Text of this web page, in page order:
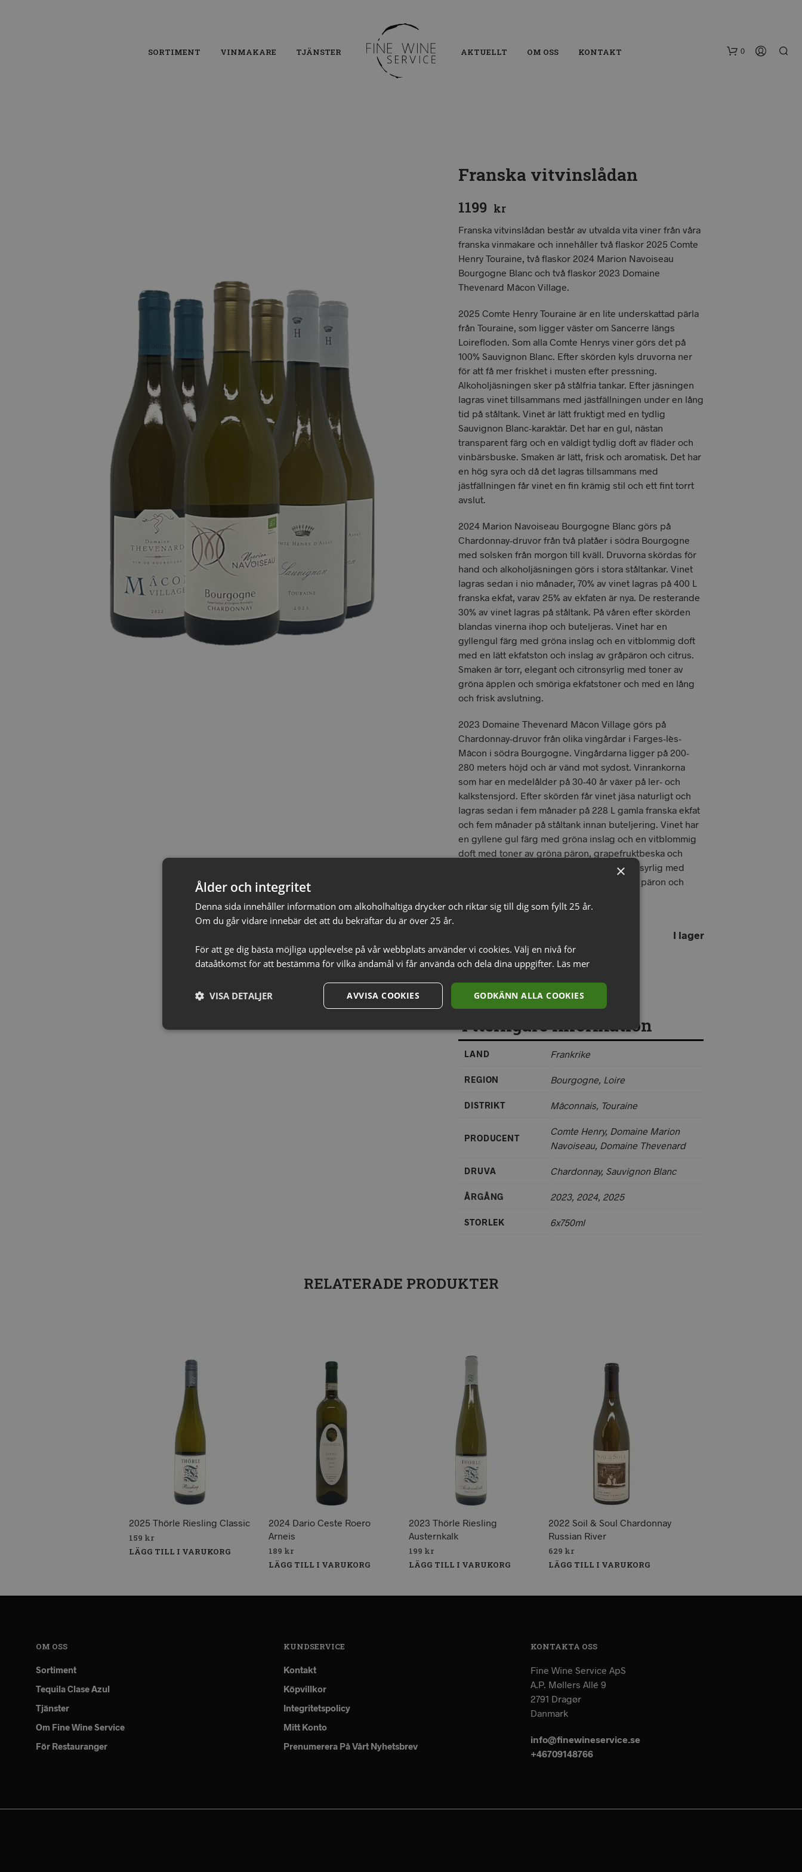
SORTIMENT VINMAKARE TJÄNSTER AKTUELLT OM OSS KONTAKT 0
Franska vitvinslådan
1199 kr
Franska vitvinslådan består av utvalda vita viner från våra
franska vinmakare och innehåller två flaskor 2025 Comte
Henry Touraine, två flaskor 2024 Marion Navoiseau
Bourgogne Blanc och två flaskor 2023 Domaine
Thevenard Mâcon Village.
2025 Comte Henry Touraine är en lite underskattad pärla
från Touraine, som ligger väster om Sancerre längs
Loirefloden. Som alla Comte Henrys viner görs det på
100% Sauvignon Blanc. Efter skörden kyls druvorna ner
för att få mer friskhet i musten efter pressning.
Alkoholjäsningen sker på stålfria tankar. Efter jäsningen
lagras vinet tillsammans med jästfällningen under en lång
tid på ståltank. Vinet är lätt fruktigt med en tydlig
Sauvignon Blanc-karaktär. Det har en gul, nästan
transparent färg och en väldigt tydlig doft av fläder och
vinbärsbuske. Smaken är lätt, frisk och aromatisk. Det har
en hög syra och då det lagras tillsammans med
jästfällningen får vinet en fin krämig stil och ett fint torrt
avslut.
2024 Marion Navoiseau Bourgogne Blanc görs på
Chardonnay-druvor från två platåer i södra Bourgogne
med solsken från morgon till kväll. Druvorna skördas för
hand och alkoholjäsningen görs i stora ståltankar. Vinet
lagras sedan i nio månader, 70% av vinet lagras på 400 L
franska ekfat, varav 25% av ekfaten är nya. De resterande
30% av vinet lagras på ståltank. På våren efter skörden
blandas vinerna ihop och buteljeras. Vinet har en
gyllengul färg med gröna inslag och en vitblommig doft
med en lätt ekfatston och inslag av gråpäron och citrus.
Smaken är torr, elegant och citronsyrlig med toner av
gröna äpplen och smöriga ekfatstoner och med en lång
och frisk avslutning.
2023 Domaine Thevenard Mâcon Village görs på
Chardonnay-druvor från olika vingårdar i Farges-lès-
Mâcon i södra Bourgogne. Vingårdarna ligger på 200-
280 meters höjd och är vänd mot sydost. Vinrankorna
som har en medelålder på 30-40 år växer på ler- och
kalkstensjord. Efter skörden får vinet jäsa naturligt och
lagras sedan i fem månader på 228 L gamla franska ekfat
och fem månader på ståltank innan buteljering. Vinet har
en gyllene gul färg med gröna inslag och en vitblommig
doft med toner av gröna päron, grapefruktbeska och
krutrökiga inslag. Smaken är torr, frisk och syrlig med
lätta ekfatstoner och fin frukt med toner av päron och
I lager
Ytterligare information
LAND Frankrike
REGION Bourgogne, Loire
DISTRIKT Mâconnais, Touraine
PRODUCENT
Comte Henry, Domaine Marion
Navoiseau, Domaine Thevenard
DRUVA Chardonnay, Sauvignon Blanc
ÅRGÅNG 2023, 2024, 2025
STORLEK 6x750ml
RELATERADE PRODUKTER
2025 Thörle Riesling Classic
159 kr
LÄGG TILL I VARUKORG
2024 Dario Ceste Roero
Arneis
189 kr
LÄGG TILL I VARUKORG
2023 Thörle Riesling
Austernkalk
199 kr
LÄGG TILL I VARUKORG
2022 Soil & Soul Chardonnay
Russian River
629 kr
LÄGG TILL I VARUKORG
OM OSS
Sortiment
Tequila Clase Azul
Tjänster
Om Fine Wine Service
För Restauranger
KUNDSERVICE
Kontakt
Köpvillkor
Integritetspolicy
Mitt Konto
Prenumerera På Vårt Nyhetsbrev
KONTAKTA OSS
Fine Wine Service ApS
A.P. Møllers Allé 9
2791 Dragør
Danmark
info@finewineservice.se
+46709148766
×
Ålder och integritet
Denna sida innehåller information om alkoholhaltiga drycker och riktar sig till dig som fyllt 25 år.
Om du går vidare innebär det att du bekräftar du är över 25 år.
För att ge dig bästa möjliga upplevelse på vår webbplats använder vi cookies. Välj en nivå för
dataåtkomst för att bestämma för vilka ändamål vi får använda och dela dina uppgifter. Läs mer
GODKÄNN ALLA COOKIES
AVVISA COOKIES
VISA DETALJER